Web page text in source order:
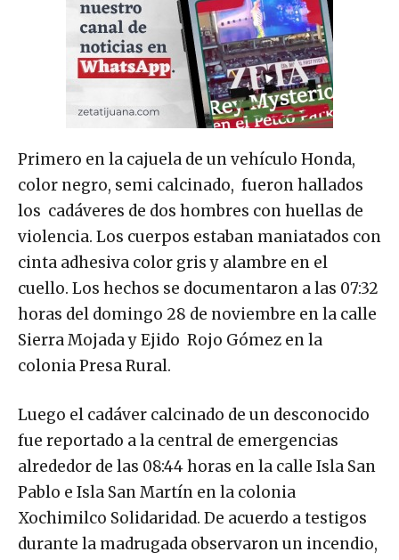
Primero en la cajuela de un vehículo Honda,
color negro, semi calcinado, fueron hallados
los cadáveres de dos hombres con huellas de
violencia. Los cuerpos estaban maniatados con
cinta adhesiva color gris y alambre en el
cuello. Los hechos se documentaron a las 07:32
horas del domingo 28 de noviembre en la calle
Sierra Mojada y Ejido Rojo Gómez en la
colonia Presa Rural.
Luego el cadáver calcinado de un desconocido
fue reportado a la central de emergencias
alrededor de las 08:44 horas en la calle Isla San
Pablo e Isla San Martín en la colonia
Xochimilco Solidaridad. De acuerdo a testigos
durante la madrugada observaron un incendio,